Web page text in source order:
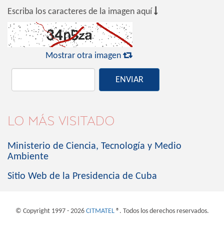
Escriba los caracteres de la imagen aquí 
Mostrar otra imagen 
ENVIAR
LO MÁS VISITADO
Ministerio de Ciencia, Tecnología y Medio
Ambiente
Sitio Web de la Presidencia de Cuba
© Copyright 1997 - 2026 CITMATEL®. Todos los derechos reservados.